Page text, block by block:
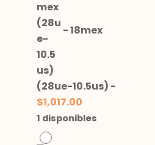
-18mex
(28ue-10.5us) -
$1,017.00
1 disponibles